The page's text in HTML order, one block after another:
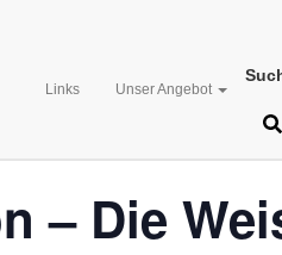
Links Unser Angebot
– Die